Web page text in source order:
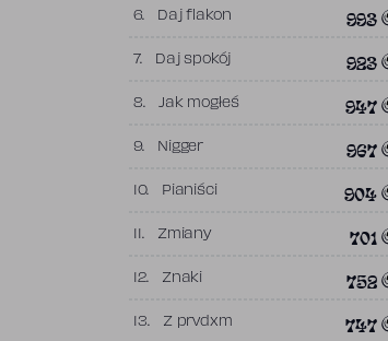
6. Daj flakon 993
7. Daj spokój 923
8. Jak mogłeś 947
9. Nigger 967
10. Pianiści 904
11. Zmiany 701
12. Znaki 752
13. Z prvdxm 747